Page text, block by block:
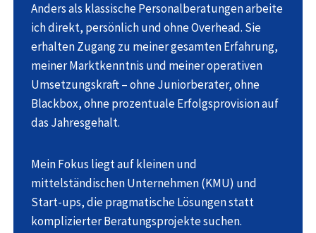
Anders als klassische Personalberatungen arbeite
ich direkt, persönlich und ohne Overhead. Sie
erhalten Zugang zu meiner gesamten Erfahrung,
meiner Marktkenntnis und meiner operativen
Umsetzungskraft – ohne Juniorberater, ohne
Blackbox, ohne prozentuale Erfolgsprovision auf
das Jahresgehalt.
Mein Fokus liegt auf kleinen und
mittelständischen Unternehmen (KMU) und
Start-ups, die pragmatische Lösungen statt
komplizierter Beratungsprojekte suchen.